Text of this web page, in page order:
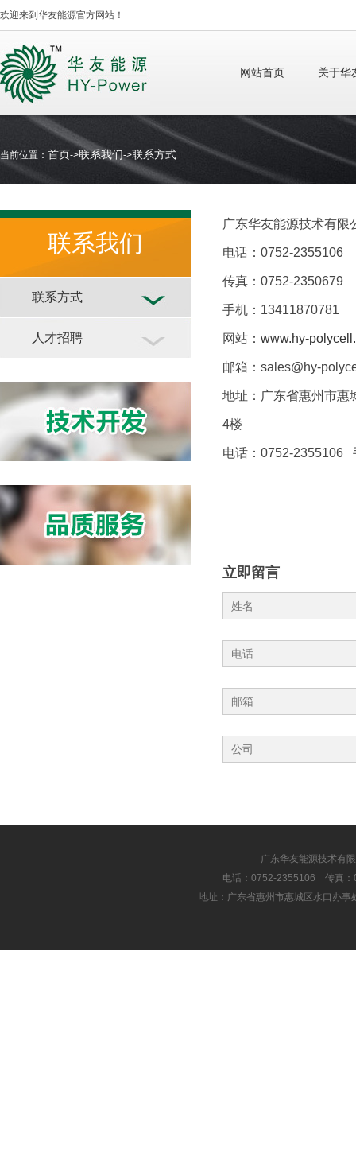
欢迎来到华友能源官方网站！
网站首页 关于华
当前位置： 首页->联系我们->联系方式
联系我们
联系方式
人才招聘
广东华友能源技术有限
电话：0752-2355106
传真：0752-2350679
手机：13411870781
网站： www.hy-
邮箱：sales@hy-
地址：广东省惠州市惠
4楼
电话：0752-2355106
立即留言
广东华友能源技术有
电话：0752-2355106 传真
地址：广东省惠州市惠城区水口办